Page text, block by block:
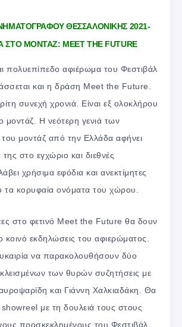
ΘΕΣΣΑΛΟΝΙΚΗΣ 2021-
ΜΟΝΤΑΖ: MEET THE FUTURE
πολυεπίπεδο αφιέρωμα του Φεστιβάλ
και η δράση Meet the Future.
συνεχή χρονιά. Είναι εξ ολοκλήρου
μοντάζ. Η νεότερη γενιά των
του μοντάζ από την Ελλάδα αφήνει
στο εγχώριο και διεθνές
χρήσιμα εφόδια και ανεκτίμητες
τα κορυφαία ονόματα του χώρου.
στο φετινό Meet the Future θα δουν
κοινό εκδηλώσεις του αφιερώματος.
να παρακολουθήσουν δύο
των θυρών συζητήσεις με
και Γιάννη Χαλκιαδάκη. Θα
με τη δουλειά τους στους
προσκεκλημένους του Φεστιβάλ.